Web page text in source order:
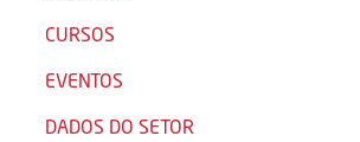
CURSOS
EVENTOS
DADOS DO SETOR